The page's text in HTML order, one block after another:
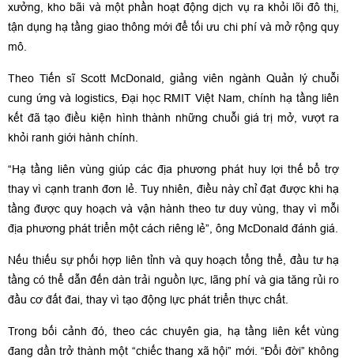
xưởng, kho bãi và một phần hoạt động dịch vụ ra khỏi lõi đô thị,
tận dụng hạ tầng giao thông mới để tối ưu chi phí và mở rộng quy
mô.
Theo Tiến sĩ Scott McDonald, giảng viên ngành Quản lý chuỗi
cung ứng và logistics, Đại học RMIT Việt Nam, chính hạ tầng liên
kết đã tạo điều kiện hình thành những chuỗi giá trị mở, vượt ra
khỏi ranh giới hành chính.
“Hạ tầng liên vùng giúp các địa phương phát huy lợi thế bổ trợ
thay vì cạnh tranh đơn lẻ. Tuy nhiên, điều này chỉ đạt được khi hạ
tầng được quy hoạch và vận hành theo tư duy vùng, thay vì mỗi
địa phương phát triển một cách riêng lẻ”, ông McDonald đánh giá.
Nếu thiếu sự phối hợp liên tỉnh và quy hoạch tổng thể, đầu tư hạ
tầng có thể dẫn đến dàn trải nguồn lực, lãng phí và gia tăng rủi ro
đầu cơ đất đai, thay vì tạo động lực phát triển thực chất.
Trong bối cảnh đó, theo các chuyên gia, hạ tầng liên kết vùng
đang dần trở thành một “chiếc thang xã hội” mới. “Đổi đời” không